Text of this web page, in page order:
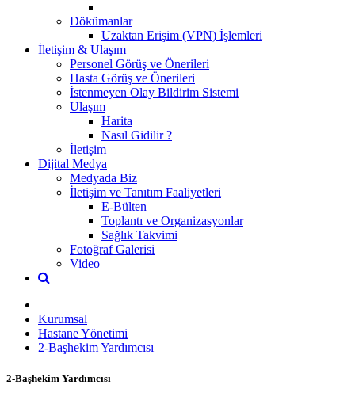
Dökümanlar
Uzaktan Erişim (VPN) İşlemleri
İletişim & Ulaşım
Personel Görüş ve Önerileri
Hasta Görüş ve Önerileri
İstenmeyen Olay Bildirim Sistemi
Ulaşım
Harita
Nasıl Gidilir ?
İletişim
Dijital Medya
Medyada Biz
İletişim ve Tanıtım Faaliyetleri
E-Bülten
Toplantı ve Organizasyonlar
Sağlık Takvimi
Fotoğraf Galerisi
Video
Kurumsal
Hastane Yönetimi
2-Başhekim Yardımcısı
2-Başhekim Yardımcısı